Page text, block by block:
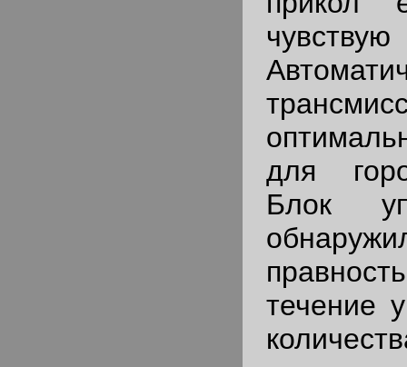
для
Блок
течение